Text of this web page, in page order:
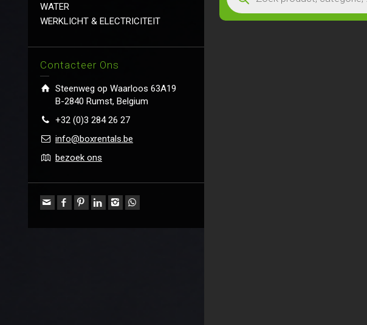
WATER
WERKLICHT & ELECTRICITEIT
Contacteer Ons
Steenweg op Waarloos 63A19
B-2840 Rumst, Belgium
+32 (0)3 284 26 27
info@boxrentals.be
bezoek ons